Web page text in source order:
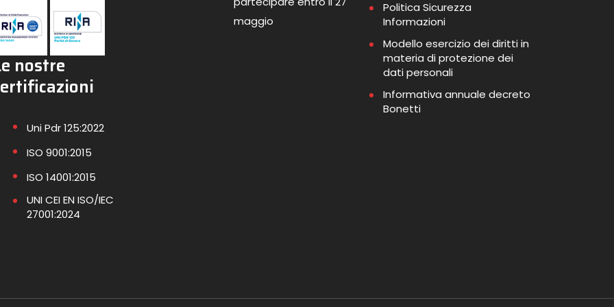
nostre
Uni Pdr 125:2022
ISO 9001:2015
ISO 14001:2015
UNI CEI EN ISO/IEC
27001:2024
maggio
Politica Sicurezza
Informazioni
Modello esercizio dei diritti in
materia di protezione dei
dati personali
Informativa annuale decreto
Bonetti